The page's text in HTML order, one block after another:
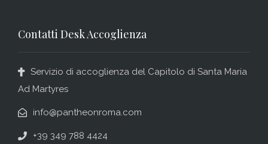
Contatti Desk Accoglienza
Servizio di accoglienza del Capitolo di Santa Maria
Ad Martyres
info@pantheonroma.com
+39 349 788 4424